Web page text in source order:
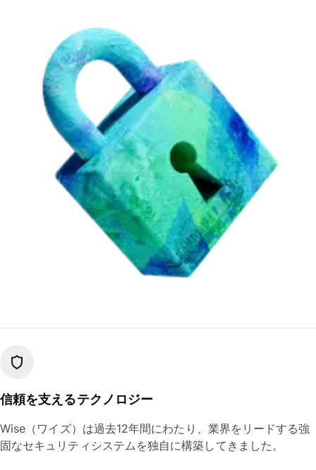
信頼を支えるテクノロジー
Wise（ワイズ）は過去12年間にわたり、業界をリードする強
固なセキュリティシステムを独自に構築してきました。